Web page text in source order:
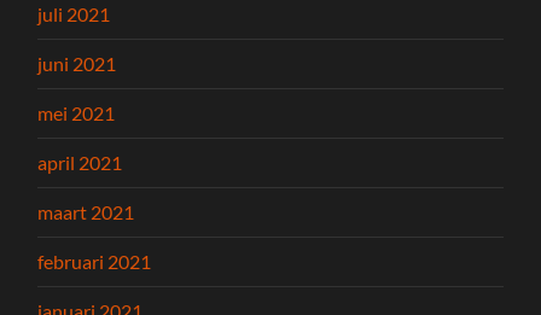
juli 2021
juni 2021
mei 2021
april 2021
maart 2021
februari 2021
januari 2021